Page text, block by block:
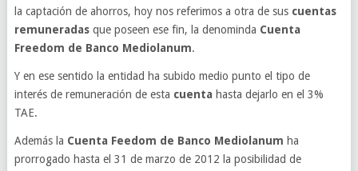
la captación de ahorros, hoy nos referimos a otra de sus cuentas
remuneradas que poseen ese fin, la denominda Cuenta
Freedom de Banco Mediolanum.
Y en ese sentido la entidad ha subido medio punto el tipo de
interés de remuneración de esta cuenta hasta dejarlo en el 3%
TAE.
Además la Cuenta Feedom de Banco Mediolanum ha
prorrogado hasta el 31 de marzo de 2012 la posibilidad de